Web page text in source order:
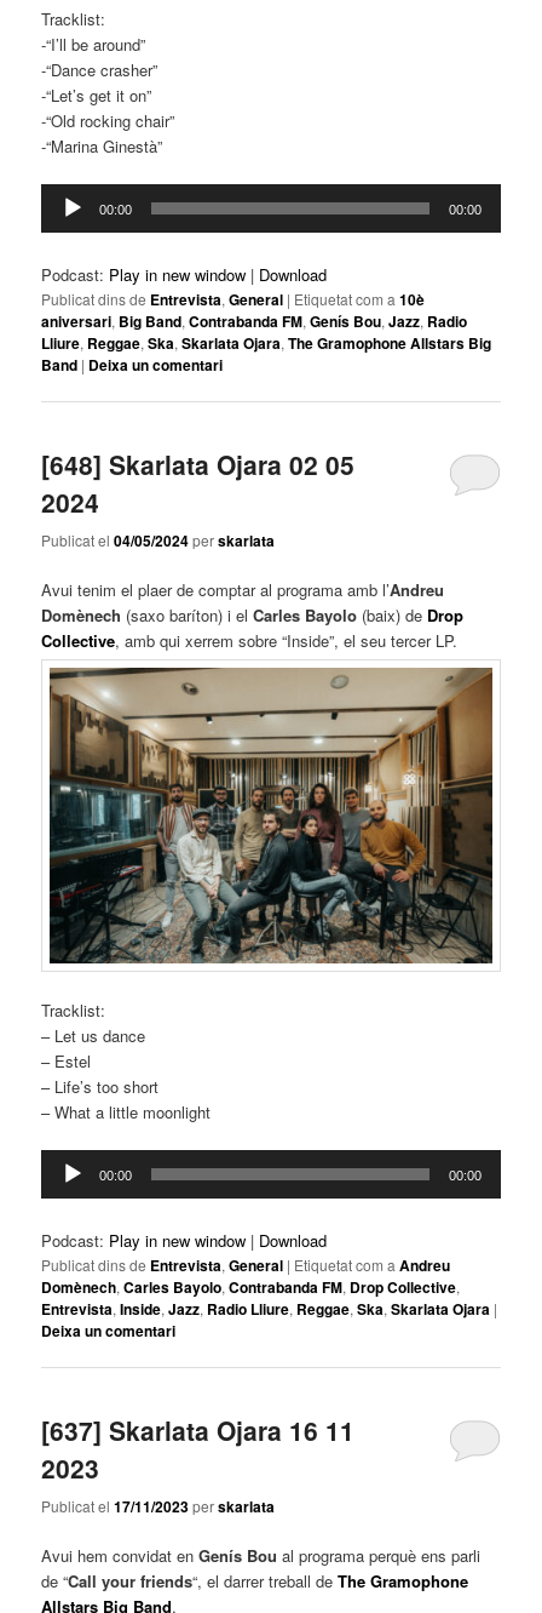
Tracklist:
-“I’ll be around”
-“Dance crasher”
-“Let’s get it on”
-“Old rocking chair”
-“Marina Ginestà”
Reproductor
d'àudio
00:00 00:00
Podcast: Play in new window | Download
Publicat dins de Entrevista,General | Etiquetat com a 10è
aniversari, Big Band,Contrabanda FM,Genís Bou,Jazz, Radio
Lliure, Reggae,Ska,Skarlata Ojara,The Gramophone Allstars Big
Band | Deixa un comentari
[648] Skarlata Ojara 02 05
2024
Publicat el04/05/2024perskarlata
Avui tenim el plaer de comptar al programa amb l’Andreu
Domènech (saxo baríton) i elCarles Bayolo (baix) de Drop
Collective, amb qui xerrem sobre “Inside”, el seu tercer LP.
Tracklist:
– Let us dance
– Estel
– Life’s too short
– What a little moonlight
Reproductor
d'àudio
00:00 00:00
Podcast: Play in new window | Download
Publicat dins de Entrevista,General | Etiquetat com a Andreu
Domènech,Carles Bayolo,Contrabanda FM, Drop Collective,
Entrevista,Inside,Jazz, Radio Lliure, Reggae,Ska,Skarlata Ojara |
Deixa un comentari
[637] Skarlata Ojara 16 11
2023
Publicat el17/11/2023perskarlata
Avui hem convidat enGenís Bou al programa perquè ens parli
de “Call your friends“, el darrer treball deThe Gramophone
Allstars Big Band.